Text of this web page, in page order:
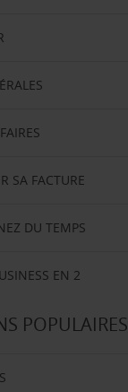
SA FACTURE
DU TEMPS
EN 2
POPULAIRES